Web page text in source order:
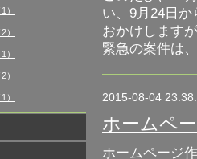
い、9月24日
おかけします
緊急の案件は
2015-08-04
ホームペ
ホームページ
）
）
）
）
）